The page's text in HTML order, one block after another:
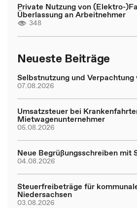
Private Nutzung von (Elektro-
Überlassung an Arbeitnehmer
348
Neueste Beiträge
Selbstnutzung und
07.08.2026
Umsatzsteuer bei
Mietwagenunternehmer
05.08.2026
Neue Begrüßungsschreiben mit
04.08.2026
Steuerfreibeträge für
Niedersachsen
03.08.2026